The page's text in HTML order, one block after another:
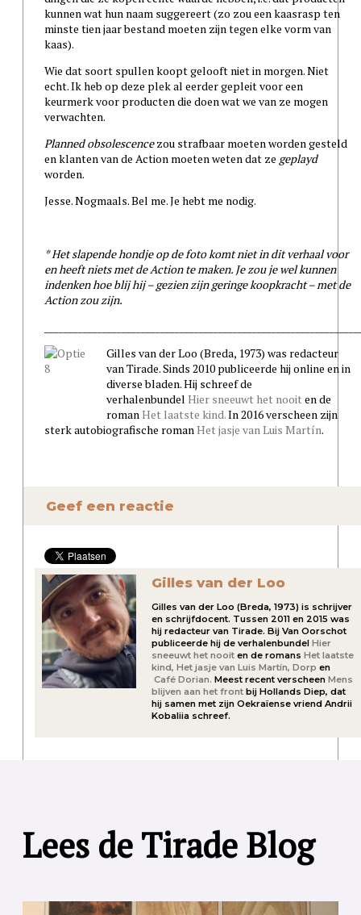
kunnen wat hun naam suggereert (zo zou een kaasrasp ten
minste tien jaar bestand moeten zijn tegen elke vorm van
kaas).
Wie dat soort spullen koopt gelooft niet in morgen. Niet
echt. Ik heb op deze plek al eerder gepleit voor een
keurmerk voor producten die doen wat we van ze mogen
verwachten.
Planned obsolescencezou strafbaar moeten worden gesteld
en klanten van de Action moeten weten dat ze geplayd
worden.
Jesse. Nogmaals. Bel me. Je hebt me nodig.
* Het slapende hondje op de foto komt niet in dit verhaal voor
en heeft niets met de Action te maken. Je zou je wel kunnen
indenken hoe blij hij – gezien zijn geringe koopkracht – met de
Action zou zijn.
Gilles van der Loo (Breda, 1973) was redacteur
van Tirade. Sinds 2010 publiceerde hij online en in
diverse bladen. Hij schreef de
verhalenbundelHier sneeuwt het nooit en de
romanHet laatste kind.In 2016 verscheen zijn
sterk autobiografische romanHet jasje van Luis Martín.
Geef een reactie
Gilles van der Loo
Gilles van der Loo (Breda, 1973) is schrijver
en schrijfdocent. Tussen 2011 en 2015 was
hij redacteur van Tirade. Bij Van Oorschot
publiceerde hij de verhalenbundelHier
sneeuwt het nooit en de romansHet laatste
kind, Het jasje van Luis Martín, Dorp en
Café Dorian. Meest recent verscheenMens
blijven aan het front bij Hollands Diep, dat
hij samen met zijn Oekraïense vriend Andrii
Kobaliia schreef.
Lees de Tirade Blog